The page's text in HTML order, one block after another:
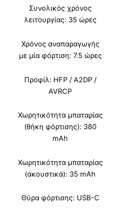
Συνολικός χρόνος
λειτουργίας: 35 ώρες
Χρόνος αναπαραγωγής
με μία φόρτιση: 7.5 ώρες
Προφίλ: HFP / A2DP /
AVRCP
Χωρητικότητα μπαταρίας
(θήκη φόρτισης): 380
mAh
Χωρητικότητα μπαταρίας
(ακουστικά): 35 mAh
Θύρα φόρτισης: USB-C